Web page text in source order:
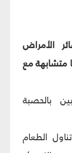
الأمراض
متشابهة مع
بالحصبة
الطعام